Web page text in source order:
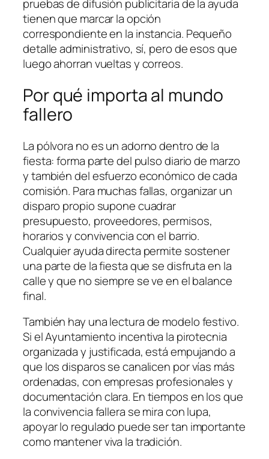
pruebas de difusión publicitaria de la ayuda
tienen que marcar la opción
correspondiente en la instancia. Pequeño
detalle administrativo, sí, pero de esos que
luego ahorran vueltas y correos.
Por qué importa al mundo
fallero
La pólvora no es un adorno dentro de la
fiesta: forma parte del pulso diario de marzo
y también del esfuerzo económico de cada
comisión. Para muchas fallas, organizar un
disparo propio supone cuadrar
presupuesto, proveedores, permisos,
horarios y convivencia con el barrio.
Cualquier ayuda directa permite sostener
una parte de la fiesta que se disfruta en la
calle y que no siempre se ve en el balance
final.
También hay una lectura de modelo festivo.
Si el Ayuntamiento incentiva la pirotecnia
organizada y justificada, está empujando a
que los disparos se canalicen por vías más
ordenadas, con empresas profesionales y
documentación clara. En tiempos en los que
la convivencia fallera se mira con lupa,
apoyar lo regulado puede ser tan importante
como mantener viva la tradición.